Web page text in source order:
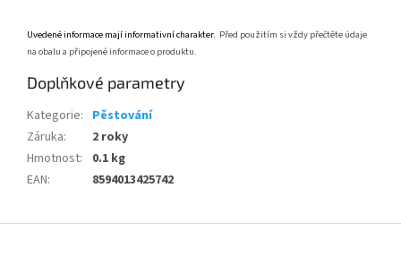
Uvedené informace mají informativní charakter. Před použitím si vždy přečtěte údaje
na obalu a připojené informace o produktu.
Doplňkové parametry
Kategorie: Pěstování
Záruka:
2 roky
Hmotnost:
0.1 kg
EAN: 8594013425742